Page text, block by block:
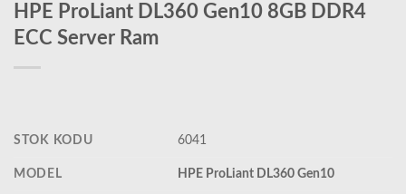
HPE ProLiant DL360 Gen10 8GB DDR4
ECC Server Ram
STOK KODU 6041
MODEL HPE ProLiant DL360 Gen10